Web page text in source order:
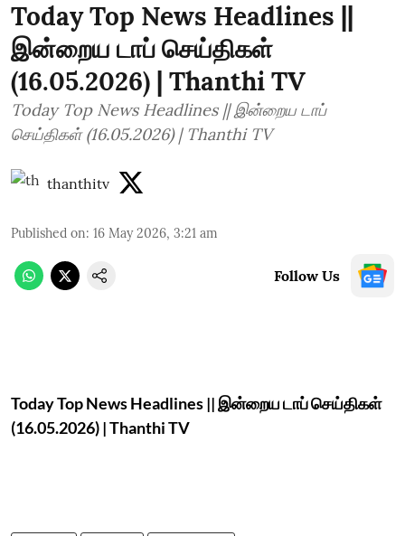
Today Top News Headlines ||
இன்றைய டாப் செய்திகள்
(16.05.2026) | Thanthi TV
Today Top News Headlines || இன்றைய டாப்
செய்திகள் (16.05.2026) | Thanthi TV
thanthitv
Published on: 16 May 2026, 3:21 am
Follow Us
Today Top News Headlines || இன்றைய டாப் செய்திகள்
(16.05.2026) | Thanthi TV